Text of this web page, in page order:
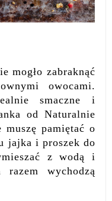
mogło zabraknąć
owocami.
smaczne i
od Naturalnie
pamiętać o
jajka i proszek do
z wodą i
wychodzą